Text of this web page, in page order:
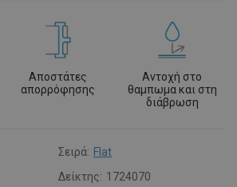
Αποστάτες
απορρόφησης
Αντοχή στο
θαμπωμα και στη
διάβρωση
Σειρά: Flat
Δείκτης: 1724070